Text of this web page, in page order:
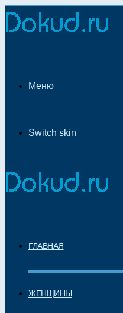
Меню
Switch skin
ГЛАВНАЯ
ЖЕНЩИНЫ